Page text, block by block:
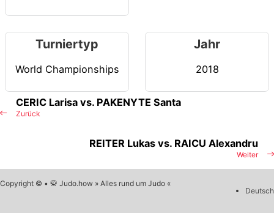
Turniertyp
World Championships
Jahr
2018
Zurück
CERIC Larisa vs. PAKENYTE Santa
Weiter
REITER Lukas vs. RAICU Alexandru
Copyright © • 🥋 Judo.how » Alles rund um Judo «
Deutsch